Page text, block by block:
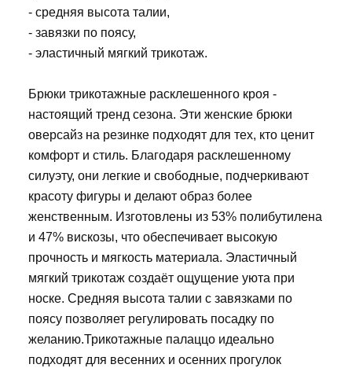
- средняя высота талии,
- завязки по поясу,
- эластичный мягкий трикотаж.
Брюки трикотажные расклешенного кроя -
настоящий тренд сезона. Эти женские брюки
оверсайз на резинке подходят для тех, кто ценит
комфорт и стиль. Благодаря расклешенному
силуэту, они легкие и свободные, подчеркивают
красоту фигуры и делают образ более
женственным. Изготовлены из 53% полибутилена
и 47% вискозы, что обеспечивает высокую
прочность и мягкость материала. Эластичный
мягкий трикотаж создаёт ощущение уюта при
носке. Средняя высота талии с завязками по
поясу позволяет регулировать посадку по
желанию.Трикотажные палаццо идеально
подходят для весенних и осенних прогулок